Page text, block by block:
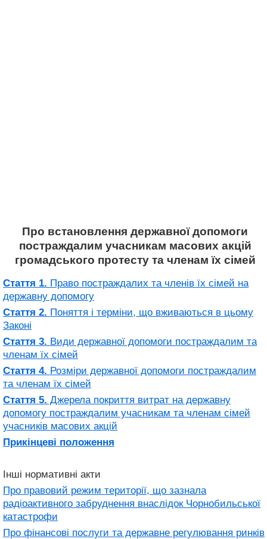
Про встановлення державної допомоги
постраждалим учасникам масових акцій
громадського протесту та членам їх сімей
Стаття 1. Право постраждалих та членів їх сімей на
державну допомогу
Стаття 2. Поняття і терміни, що вживаються в цьому
Законі
Стаття 3. Види державної допомоги постраждалим та
членам їх сімей
Стаття 4. Розміри державної допомоги постраждалим
та членам їх сімей
Стаття 5. Джерела покриття витрат на державну
допомогу постраждалим учасникам та членам сімей
учасників масових акцій
Прикінцеві положення
Інші нормативні акти
Про правовий режим території, що зазнала
радіоактивного забруднення внаслідок Чорнобильської
катастрофи
Про фінансові послуги та державне регулювання ринків